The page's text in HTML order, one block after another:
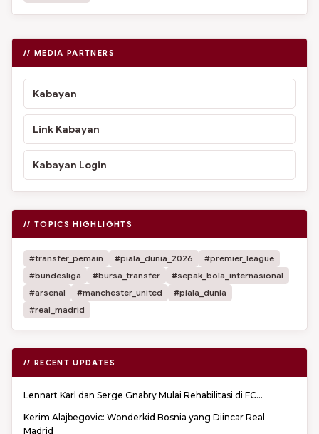
// MEDIA PARTNERS
Kabayan
Link Kabayan
Kabayan Login
// TOPICS HIGHLIGHTS
#transfer_pemain #piala_dunia_2026
#premier_league
#bundesliga
#bursa_transfer
#sepak_bola_internasional
#arsenal
#manchester_united
#piala_dunia
#real_madrid
// RECENT UPDATES
Lennart Karl dan Serge Gnabry Mulai Rehabilitasi di FC...
Kerim Alajbegovic: Wonderkid Bosnia yang Diincar Real
Madrid